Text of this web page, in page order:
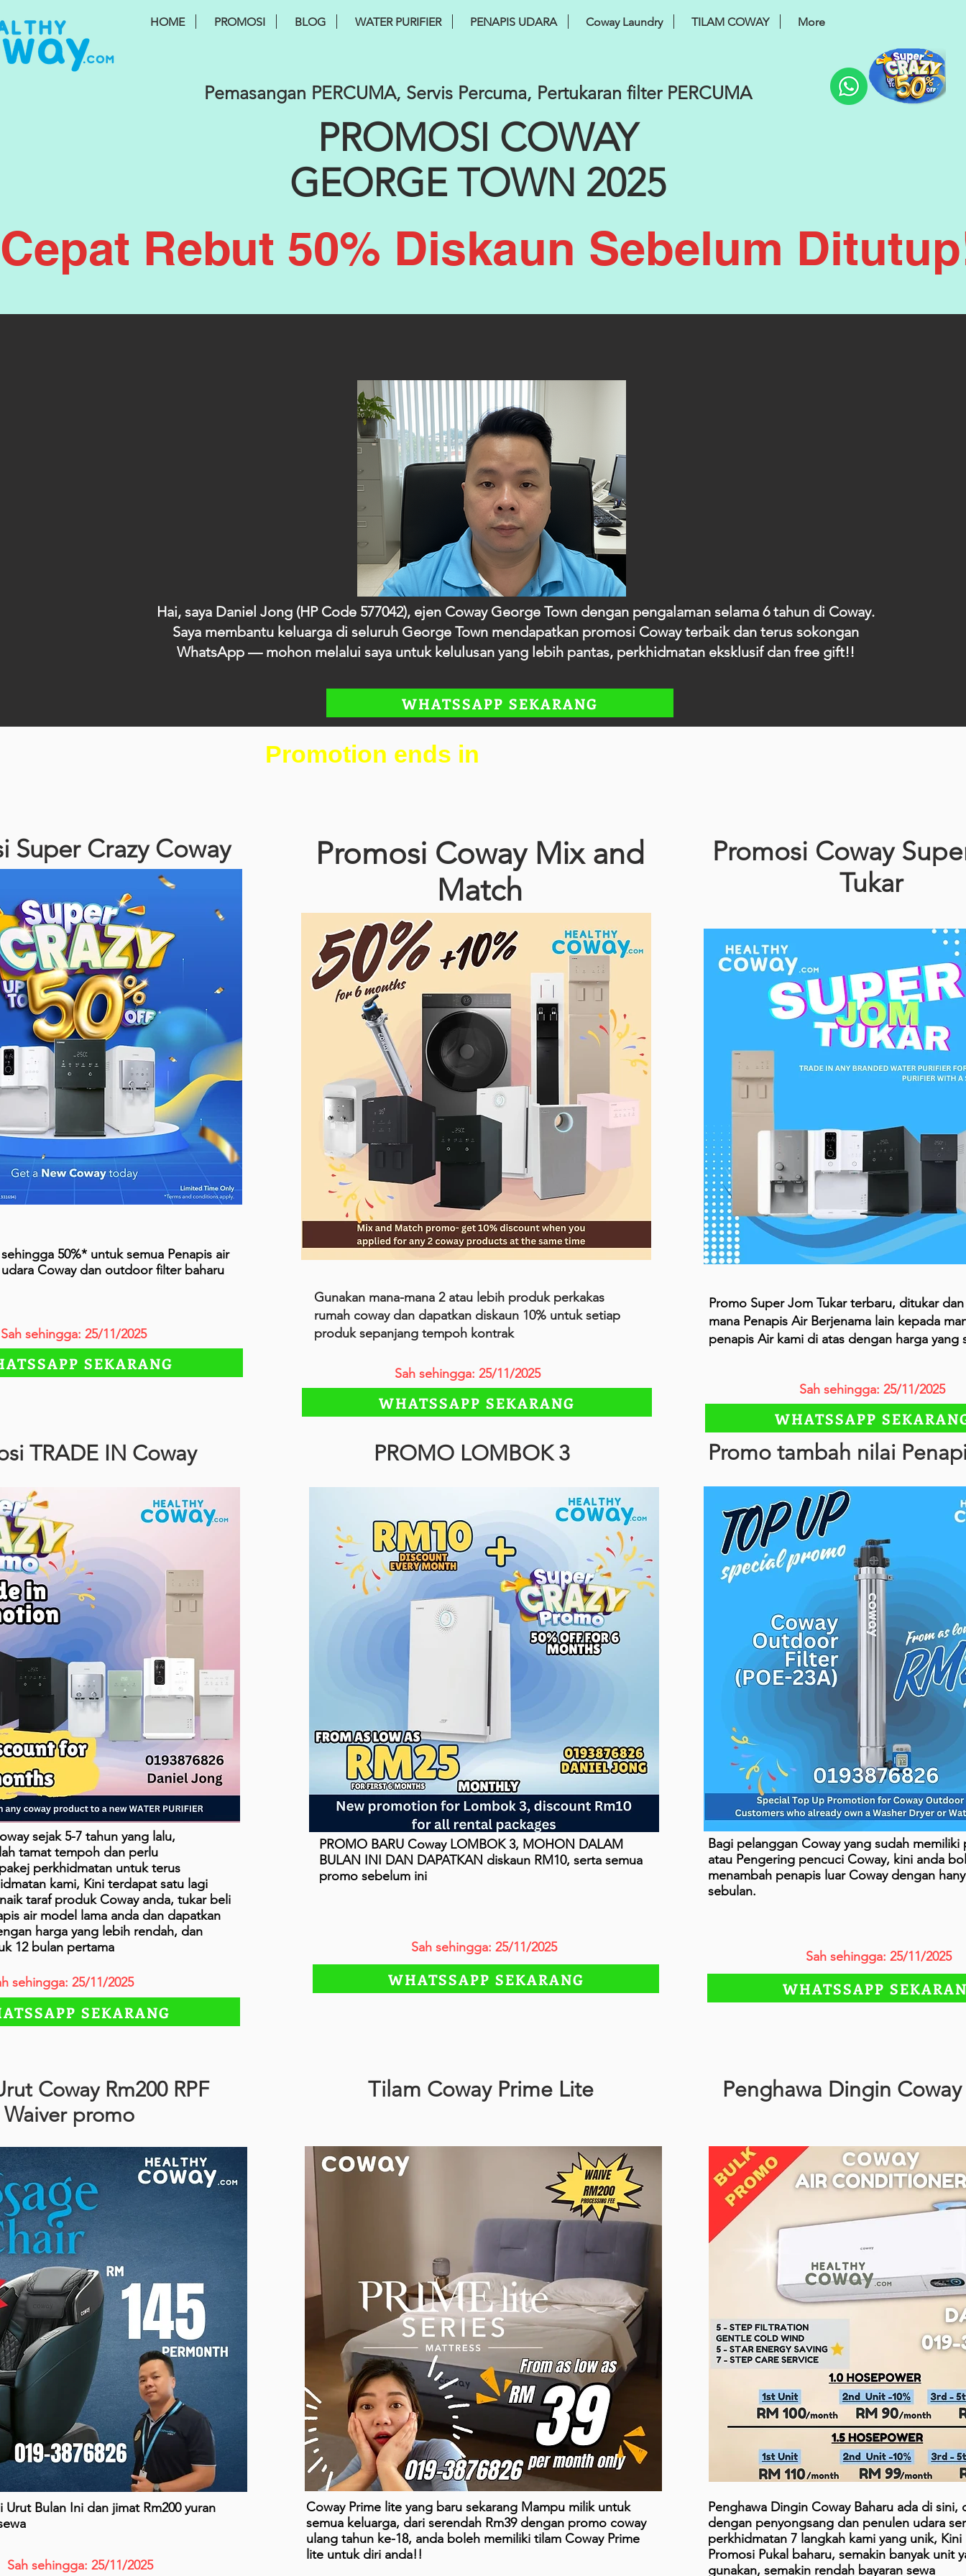
HOME PROMOSI BLOG WATER PURIFIER PENAPIS UDARA Coway Laundry TILAM COWAY More
Pemasangan PERCUMA, Servis Percuma, Pertukaran filter PERCUMA
PROMOSI COWAY
GEORGE TOWN 2025
Cepat Rebut 50% Diskaun Sebelum
Hai, saya Daniel Jong (HP Code 577042), ejen Coway George Town dengan pengalaman selama 6 tahun di Coway.
Saya membantu keluarga di seluruh George Town mendapatkan promosi Coway terbaik dan terus sokongan
WhatsApp — mohon melalui saya untuk kelulusan yang lebih pantas, perkhidmatan eksklusif dan free gift!!
WHATSSAPP SEKARANG
Promotion ends in
Super Crazy Coway
50%* untuk semua Penapis air
Coway dan outdoor filter baharu
Sah sehingga: 25/11/2025
SEKARANG
TRADE IN Coway
sejak 5-7 tahun yang lalu,
tamat tempoh dan perlu
perkhidmatan untuk terus
kami, Kini terdapat satu lagi
taraf produk Coway anda, tukar beli
air model lama anda dan dapatkan
harga yang lebih rendah, dan
12 bulan pertama
sehingga: 25/11/2025
SEKARANG
Coway Rm200 RPF
Waiver promo
Urut Bulan Ini dan jimat Rm200 yuran
Sah sehingga: 25/11/2025
Promosi Coway Mix and
Match
Gunakan mana-mana 2 atau lebih produk perkakas
rumah coway dan dapatkan diskaun 10% untuk setiap
produk sepanjang tempoh kontrak
Sah sehingga: 25/11/2025
WHATSSAPP SEKARANG
PROMO LOMBOK 3
PROMO BARU Coway LOMBOK 3, MOHON DALAM
BULAN INI DAN DAPATKAN diskaun RM10, serta semua
promo sebelum ini
Sah sehingga: 25/11/2025
WHATSSAPP SEKARANG
Tilam Coway Prime Lite
Coway Prime lite yang baru sekarang Mampu milik untuk
semua keluarga, dari serendah Rm39 dengan promo coway
ulang tahun ke-18, anda boleh memiliki tilam Coway Prime
lite untuk diri anda!!
Promosi Coway
Tukar
Promo Super Jom Tukar terbaru, ditukar dan
mana Penapis Air Berjenama lain kepada
penapis Air kami di atas dengan harga yang
Sah sehingga: 25/11/2025
WHATSSAPP
Promo tambah nilai
Bagi pelanggan Coway yang sudah memiliki
atau Pengering pencuci Coway, kini anda
menambah penapis luar Coway dengan
sebulan.
Sah sehingga: 25/11/2025
WHATSSAPP
Penghawa Dingin
Penghawa Dingin Coway Baharu ada di sini,
dengan penyongsang dan penulen udara
perkhidmatan 7 langkah kami yang unik,
Promosi Pukal baharu, semakin banyak unit
gunakan, semakin rendah bayaran sewa